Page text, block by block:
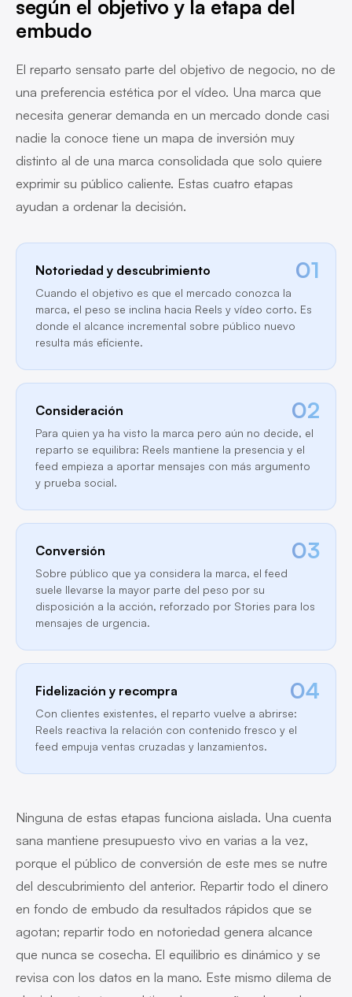
según el objetivo y la etapa del
embudo
El reparto sensato parte del objetivo de negocio, no de
una preferencia estética por el vídeo. Una marca que
necesita generar demanda en un mercado donde casi
nadie la conoce tiene un mapa de inversión muy
distinto al de una marca consolidada que solo quiere
exprimir su público caliente. Estas cuatro etapas
ayudan a ordenar la decisión.
01
Notoriedad y descubrimiento
Cuando el objetivo es que el mercado conozca la
marca, el peso se inclina hacia Reels y vídeo corto. Es
donde el alcance incremental sobre público nuevo
resulta más eficiente.
02
Consideración
Para quien ya ha visto la marca pero aún no decide, el
reparto se equilibra: Reels mantiene la presencia y el
feed empieza a aportar mensajes con más argumento
y prueba social.
03
Conversión
Sobre público que ya considera la marca, el feed
suele llevarse la mayor parte del peso por su
disposición a la acción, reforzado por Stories para los
mensajes de urgencia.
04
Fidelización y recompra
Con clientes existentes, el reparto vuelve a abrirse:
Reels reactiva la relación con contenido fresco y el
feed empuja ventas cruzadas y lanzamientos.
Ninguna de estas etapas funciona aislada. Una cuenta
sana mantiene presupuesto vivo en varias a la vez,
porque el público de conversión de este mes se nutre
del descubrimiento del anterior. Repartir todo el dinero
en fondo de embudo da resultados rápidos que se
agotan; repartir todo en notoriedad genera alcance
que nunca se cosecha. El equilibrio es dinámico y se
revisa con los datos en la mano. Este mismo dilema de